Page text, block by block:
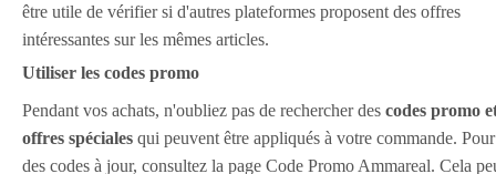
être utile de vérifier si d'autres plateformes proposent des offres
intéressantes sur les mêmes articles.
Utiliser les codes promo
Pendant vos achats, n'oubliez pas de rechercher des codes promo
offres spéciales qui peuvent être appliqués à votre commande. Pour
des codes à jour, consultez la page Code Promo Ammareal. Cela